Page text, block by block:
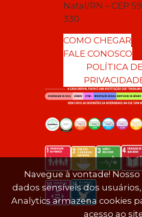
Natal/RN – CEP
330
COMO CHEGAR
FALE CONOSCO
POLÍTICA
Navegue à vontade!
dados sensíveis dos
Analytics armazena cookies
acesso ao